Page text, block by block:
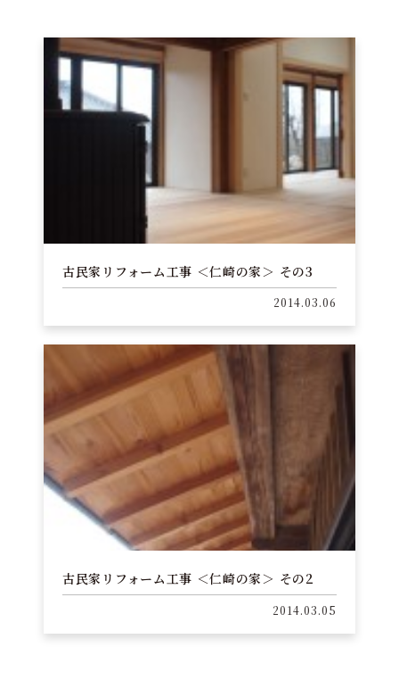
古民家リフォーム工事 ＜仁崎の家＞ その3
2014.03.06
古民家リフォーム工事 ＜仁崎の家＞ その2
2014.03.05